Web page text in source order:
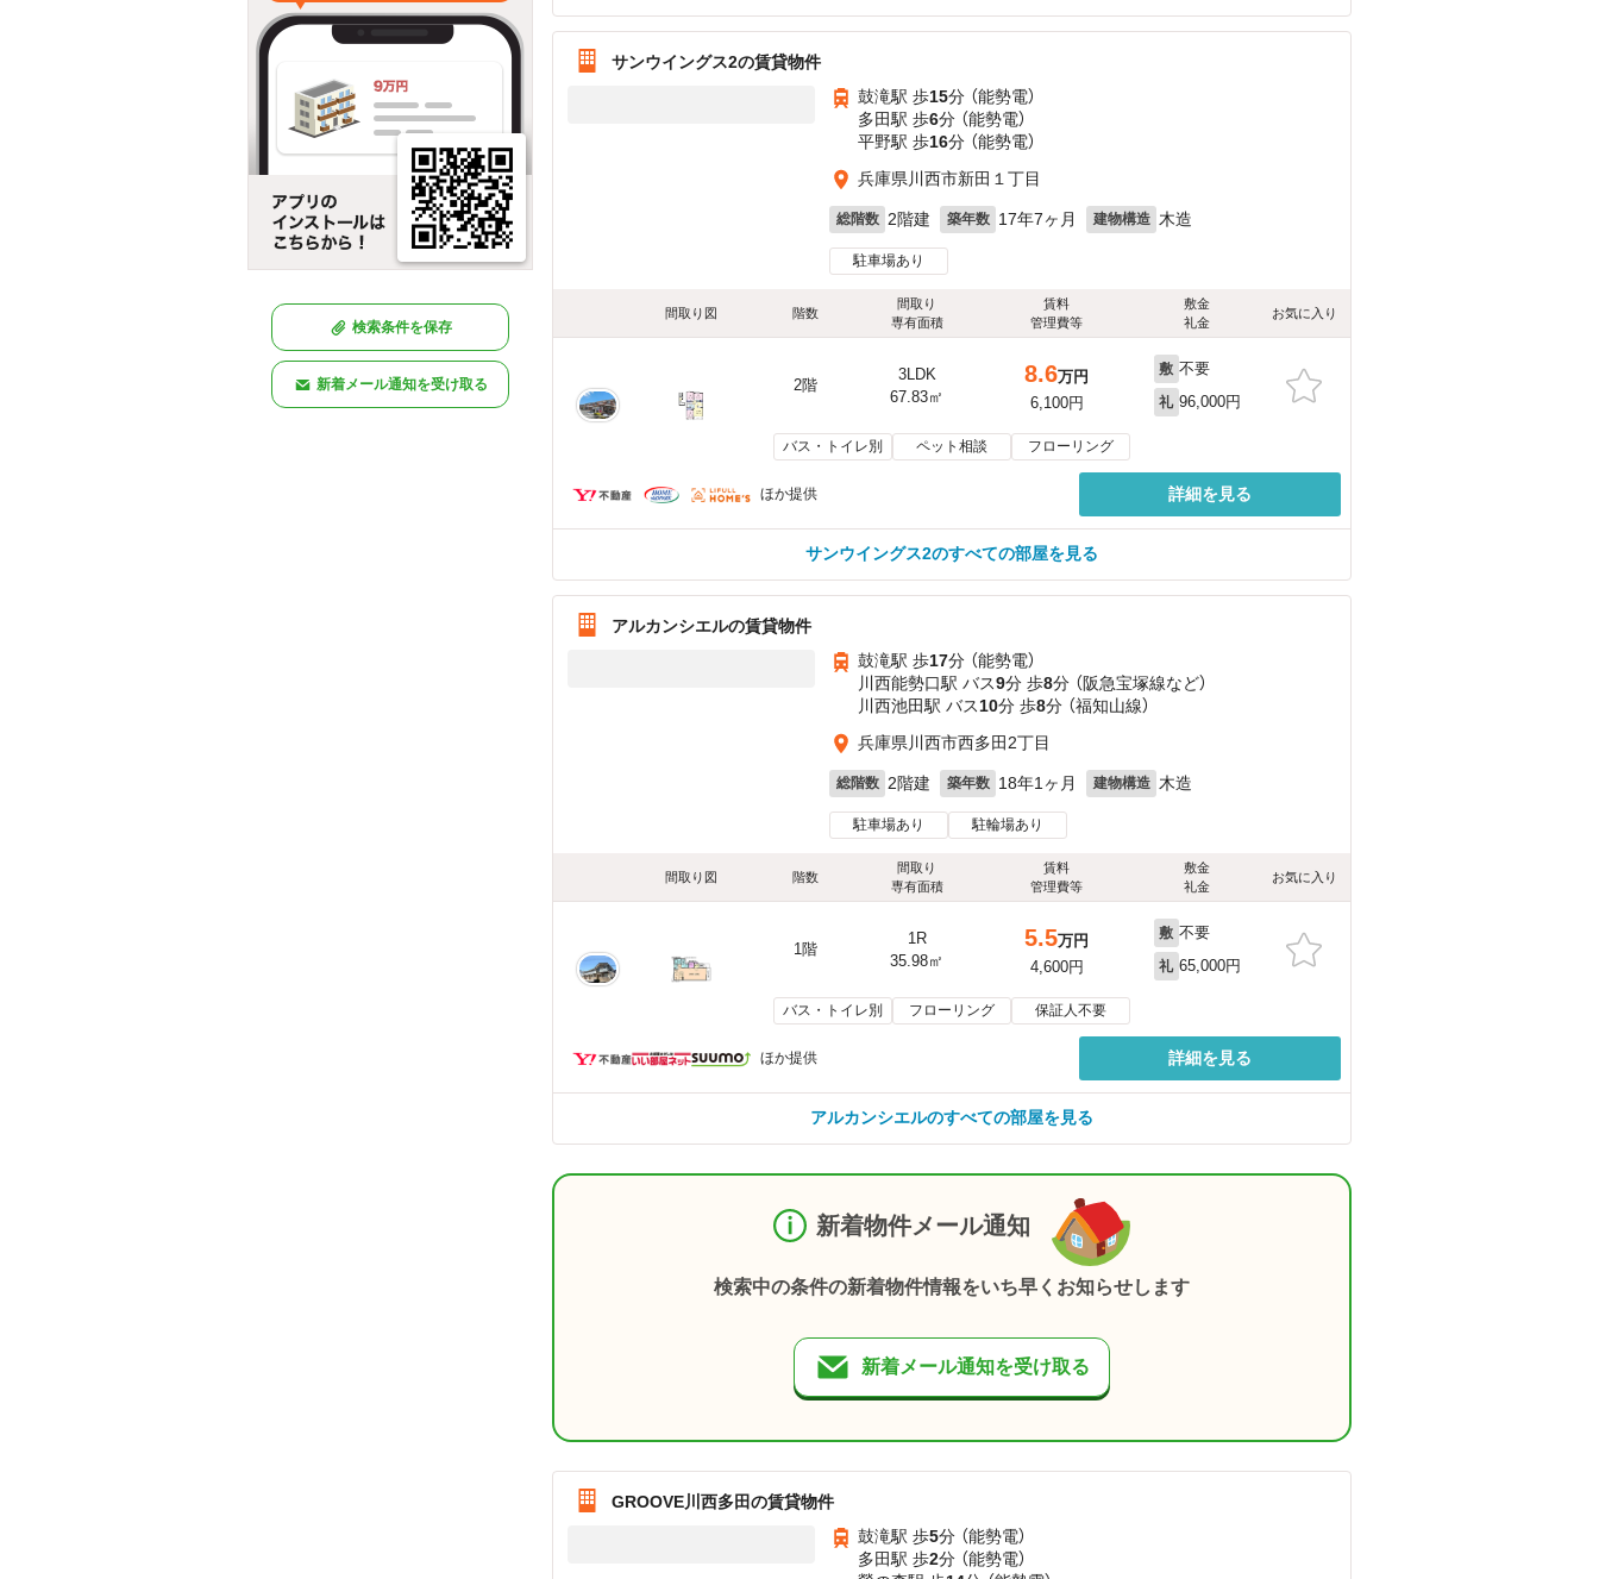
検索条件を保存
新着メール通知を受け取る
サンウイングス2の賃貸物件
鼓滝駅 歩15分 （能勢電）
多田駅 歩6分 （能勢電）
平野駅 歩16分 （能勢電）
兵庫県川西市新田１丁目
総階数 2階建 築年数 17年7ヶ月 建物構造 木造
駐車場あり
間取り図 階数
間取り
専有面積
賃料
管理費等
敷金
礼金
お気に入り
2階
3LDK
67.83㎡
8.6万円
6,100円
敷 不要
礼 96,000円
バス・トイレ別 ペット相談 フローリング
ほか提供 詳細を見る
サンウイングス2のすべての部屋を見る
アルカンシエルの賃貸物件
鼓滝駅 歩17分 （能勢電）
川西能勢口駅 バス9分 歩8分 （阪急宝塚線など）
川西池田駅 バス10分 歩8分 （福知山線）
兵庫県川西市西多田2丁目
総階数 2階建 築年数 18年1ヶ月 建物構造 木造
駐車場あり 駐輪場あり
間取り図 階数
間取り
専有面積
賃料
管理費等
敷金
礼金
お気に入り
1階
1R
35.98㎡
5.5万円
4,600円
敷 不要
礼 65,000円
バス・トイレ別 フローリング 保証人不要
ほか提供 詳細を見る
アルカンシエルのすべての部屋を見る
新着物件メール通知
検索中の条件の新着物件情報をいち早くお知らせします
新着メール通知を受け取る
GROOVE川西多田の賃貸物件
鼓滝駅 歩5分 （能勢電）
多田駅 歩2分 （能勢電）